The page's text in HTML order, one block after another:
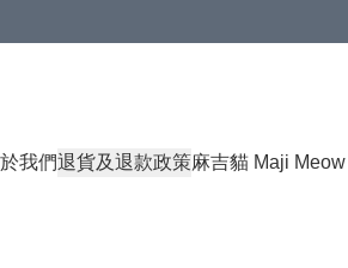
我們退貨及退款政策麻吉貓 Maji Meow